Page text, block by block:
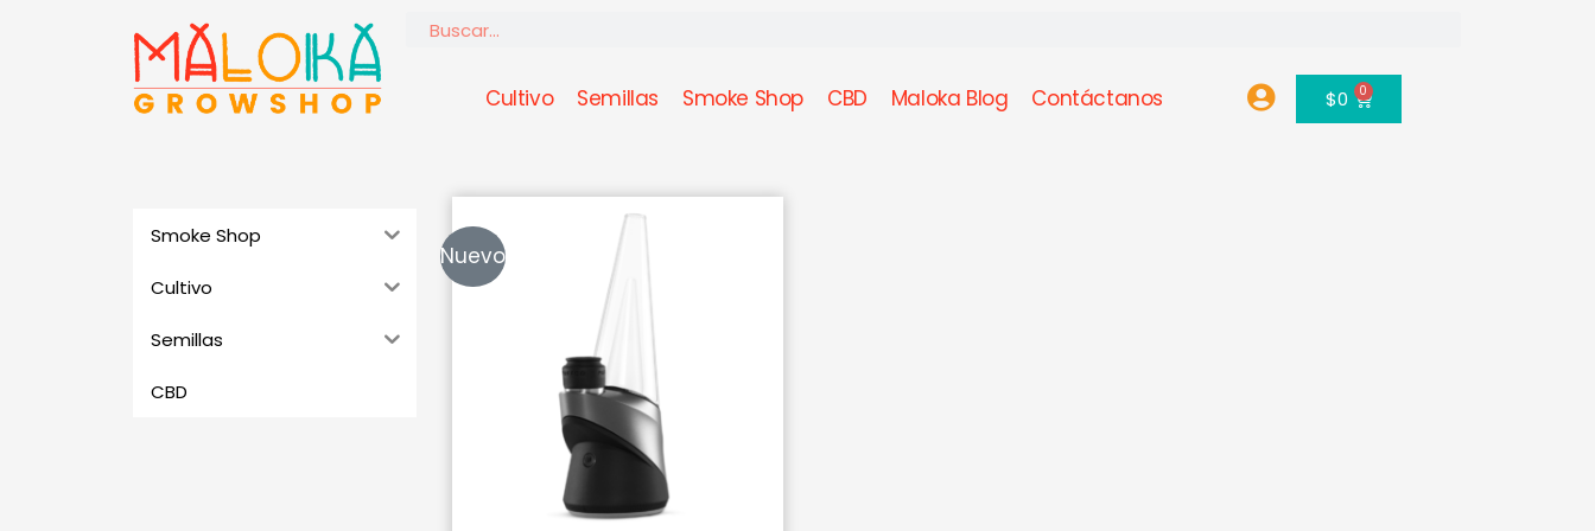
Buscar
Cultivo Semillas Smoke Shop CBD Maloka Blog Contáctanos $0 0 Carrito
Smoke Shop
Cultivo
Semillas
CBD
Nuevo